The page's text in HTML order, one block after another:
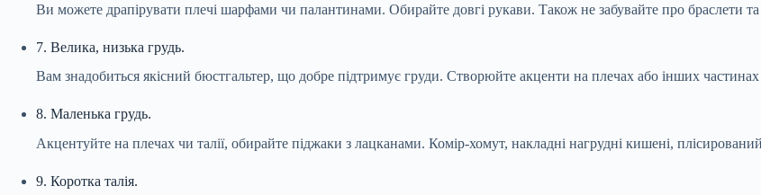
Ви можете драпірувати плечі шарфами чи палантинами. Обирайте довгі рукави. Також не забувайте про браслети
7. Велика, низька грудь.
Вам знадобиться якісний бюстгальтер, що добре підтримує груди. Створюйте акценти на плечах або інших частинах
8. Маленька грудь.
Акцентуйте на плечах чи талії, обирайте піджаки з лацканами. Комір-хомут, накладні нагрудні кишені,
9. Коротка талія.